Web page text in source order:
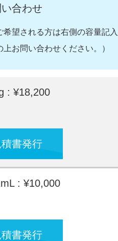
合わせ
希望される方は右側の容量記入
お問い合わせください。）
: ¥18,200
書発行
: ¥10,000
書発行